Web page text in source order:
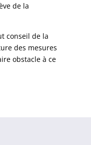
de la
conseil de la
des mesures
obstacle à ce